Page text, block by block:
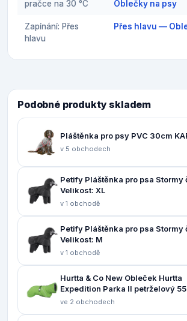
pračce na 30 °C
Oblečky na psy
Zapínání: Přes
hlavu
Přes hlavu —
Podobné produkty skladem
Pláštěnka pro psy PVC 30cm
v 5 obchodech
Petify Pláštěnka pro psa Stormy
Velikost: XL
v 1 obchodě
Petify Pláštěnka pro psa Stormy
Velikost: M
v 1 obchodě
Hurtta & Co New Obleček Hurtta
Expedition Parka II petrželový 55
ve 2 obchodech